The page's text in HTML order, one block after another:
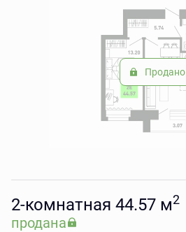
Продано
2-комнатная 44.57 м2
продана